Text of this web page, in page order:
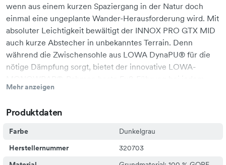
wenn aus einem kurzen Spaziergang in der Natur doch
einmal eine ungeplante Wander-Herausforderung wird. Mit
absoluter Leichtigkeit bewältigt der INNOX PRO GTX MID
auch kurze Abstecher in unbekanntes Terrain. Denn
während die Zwischensohle aus LOWA DynaPU® für die
nötige Dämpfung sorgt, bietet der innovative LOWA-
Schritt im Gelände. Laufsohle: Lowa®Multi Trac®
Einsatzgebiet:
Speedhiking,Tageswanderung,Hundespaziergänge
Mehr anzeigen
Produktdaten
Farbe
Dunkelgrau
Herstellernummer
320703